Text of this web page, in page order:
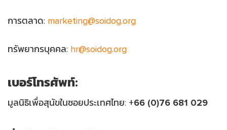
การตลาด: marketing@soidog.org
ทรัพยากรบุคคล: hr@soidog.org
เบอร์โทรศัพท์:
มูลนิธิเพื่อสุนัขในซอยประเทศไทย: +66 (0)76 681 029